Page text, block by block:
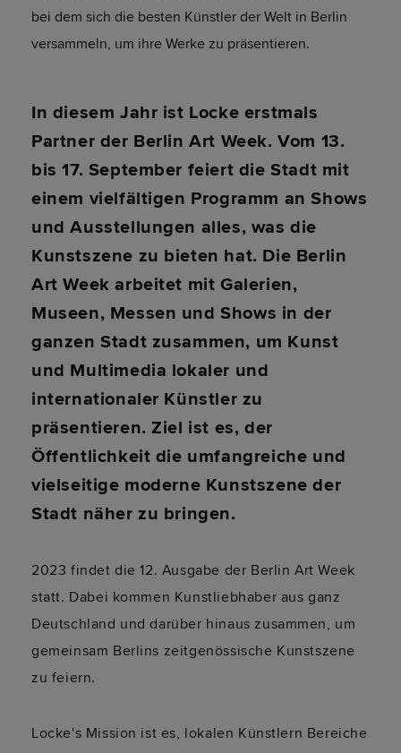
bei dem sich die besten Künstler der Welt in Berlin
versammeln, um ihre Werke zu präsentieren.
In diesem Jahr ist Locke erstmals
Partner der Berlin Art Week. Vom 13.
bis 17. September feiert die Stadt mit
einem vielfältigen Programm an Shows
und Ausstellungen alles, was die
Kunstszene zu bieten hat. Die Berlin
Art Week arbeitet mit Galerien,
Museen, Messen und Shows in der
ganzen Stadt zusammen, um Kunst
und Multimedia lokaler und
internationaler Künstler zu
präsentieren. Ziel ist es, der
Öffentlichkeit die umfangreiche und
vielseitige moderne Kunstszene der
Stadt näher zu bringen.
2023 findet die 12. Ausgabe der Berlin Art Week
statt. Dabei kommen Kunstliebhaber aus ganz
Deutschland und darüber hinaus zusammen, um
gemeinsam Berlins zeitgenössische Kunstszene
zu feiern.
Locke's Mission ist es, lokalen Künstlern Bereiche